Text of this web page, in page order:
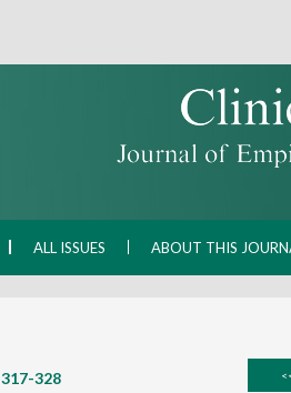
ALL ISSUES ABOUT THIS
317-328